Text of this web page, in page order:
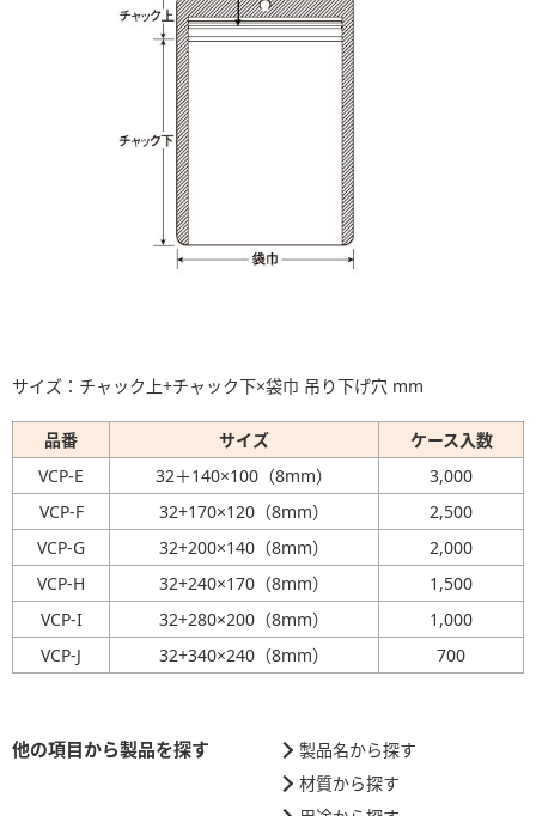
サイズ：チャック上+チャック下×袋巾 吊り下げ穴 mm
品番 サイズ
ケース入数
VCP-E
32＋140×100（8mm）
3,000
VCP-F
32+170×120（8mm）
2,500
VCP-G
32+200×140（8mm）
2,000
VCP-H
32+240×170（8mm）
1,500
VCP-I
32+280×200（8mm）
1,000
VCP-J
32+340×240（8mm） 700
他の項目から製品を探す
製品名から探す
材質から探す